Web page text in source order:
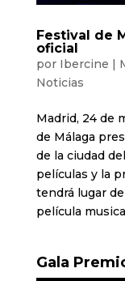
Festival de
oficial
por Ibercine |
Noticias
Madrid, 24 de
de Málaga
de la ciudad
películas y la
tendrá lugar
película
Gala